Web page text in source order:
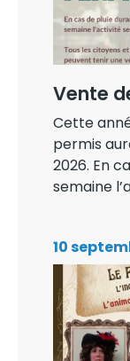
Vente
Cette
permis
2026. En
semaine
10